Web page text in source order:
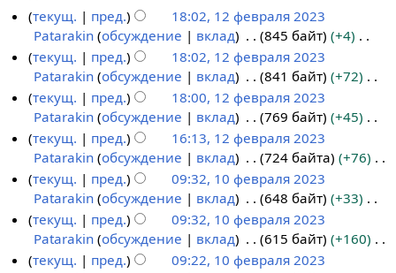
р
2
2
и
с
а
н
я
п
р
а
в
и
г
с
а
0
4
о
п
и
с
а
н
я
п
р
а
в
и
ф
в
а
я
0
3
Н
е
т
о
п
и
с
а
и
я
п
р
а
2
е
р
л
2
2
текущ. пред.
18:02, 12 февраля 2023
Patarakin обсуждение вклад 845 байт
+4
Н
е
т
о
п
и
с
а
и
я
п
текущ. пред.
18:02, 12 февраля 2023
Patarakin обсуждение вклад 841 байт
+72
Н
е
т
о
п
и
с
а
текущ. пред.
18:00, 12 февраля 2023
Patarakin обсуждение вклад 769 байт
+45
Н
е
т
о
п
и
с
текущ. пред.
16:13, 12 февраля 2023
Patarakin обсуждение вклад 724 байта
+76
Н
е
т
о
п
0
е
текущ. пред.
09:32, 10 февраля 2023
Patarakin обсуждение вклад 648 байт
+33
Н
е
т
текущ. пред.
09:32, 10 февраля 2023
Patarakin обсуждение вклад 615 байт
+160
Нтекущ. пред.
09:22, 10 февраля 2023